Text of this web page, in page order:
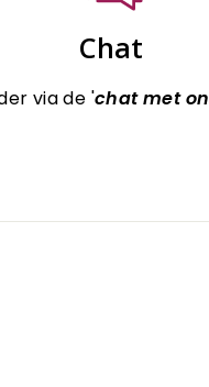
Chat
via de 'chat met